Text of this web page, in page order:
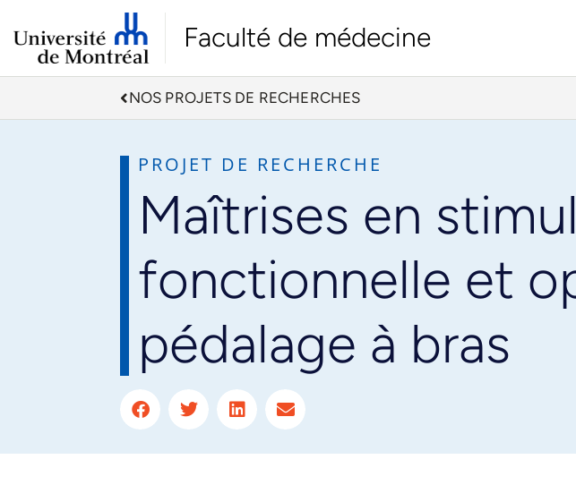
Faculté de médecine
NOS PROJETS DE RECHERCHES
PROJET DE RECHERCHE
Maîtrises en
fonctionnelle et
pédalage à bras